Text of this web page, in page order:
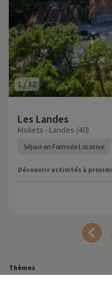
1 /12
Les Landes
Moliets - Landes (40)
Séjour en Formule Locative
Découvrir activités à
Thèmes